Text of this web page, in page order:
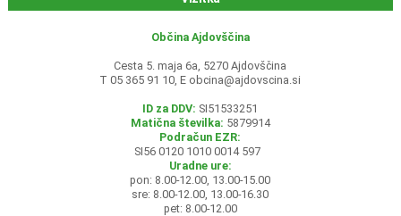
Občina Ajdovščina
Cesta 5. maja 6a, 5270 Ajdovščina
T 05 365 91 10, E obcina@ajdovscina.si
ID za DDV: SI51533251
Matična številka: 5879914
Podračun EZR:
SI56 0120 1010 0014 597
Uradne ure:
pon: 8.00-12.00, 13.00-15.00
sre: 8.00-12.00, 13.00-16.30
pet: 8.00-12.00